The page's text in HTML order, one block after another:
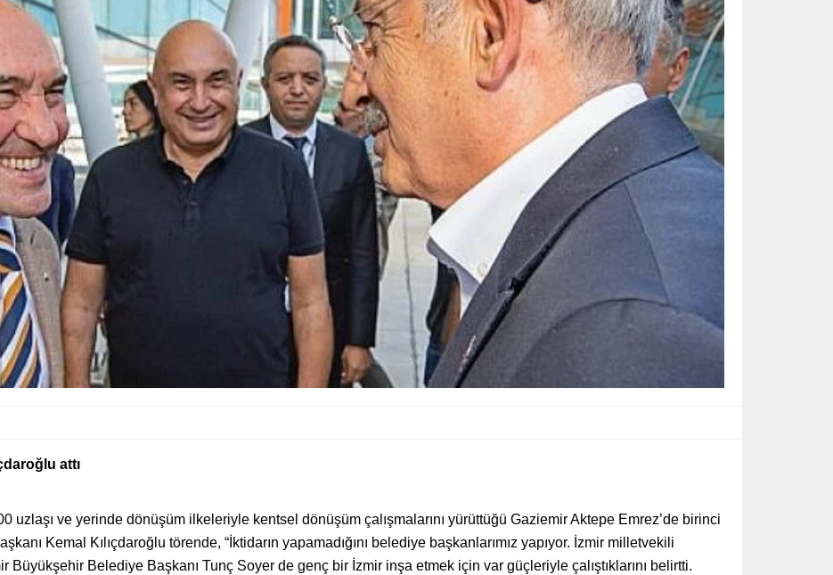
attı
uzlaşı ve yerinde dönüşüm ilkeleriyle kentsel dönüşüm çalışmalarını yürüttüğü Gaziemir Aktepe Emrez’de birinci
Kemal Kılıçdaroğlu törende, “İktidarın yapamadığını belediye başkanlarımız yapıyor. İzmir milletvekili
Büyükşehir Belediye Başkanı Tunç Soyer de genç bir İzmir inşa etmek için var güçleriyle çalıştıklarını belirtti.